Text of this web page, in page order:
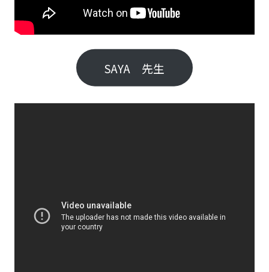
SAYA 先生